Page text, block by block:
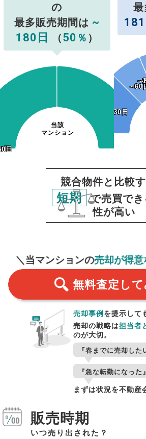
の
最多販売期間は ~
180日
（50 ％ ）
当該
マンション
日
日
日
日
日
日
日
日
日
日
~30日
~30日
~60
~60
競合物件と比較
短期
で売買で
性が高い
＼当マンションの売却が得
無料査定 し
売却事例を提示して
売却の戦略は担当者
のが大切。
『春までに売却した
『急な転勤になった』
まずは状況を不動産
販売時期
いつ売り出された？